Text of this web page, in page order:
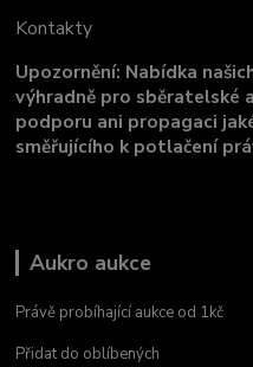
Kontakty
Upozornění: Nabídka
výhradně pro sběratelské
podporu ani propagaci
směřujícího k potlačení
Aukro aukce
Právě probíhající aukce od 1kč
Přidat do oblíbených